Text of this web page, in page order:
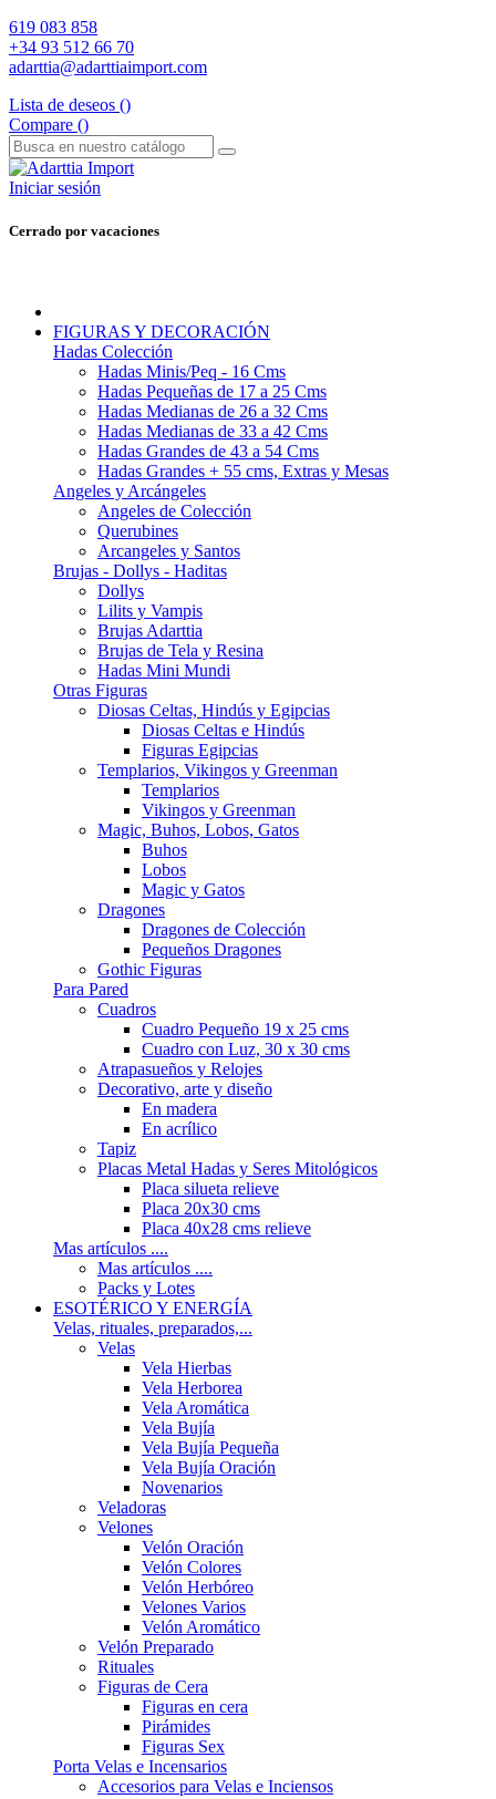
619 083 858
+34 93 512 66 70
adarttia@adarttiaimport.com
Lista de deseos ()
Compare ()
Iniciar sesión
Cerrado por vacaciones
FIGURAS Y DECORACIÓN
Hadas Colección
Hadas Minis/Peq - 16 Cms
Hadas Pequeñas de 17 a 25 Cms
Hadas Medianas de 26 a 32 Cms
Hadas Medianas de 33 a 42 Cms
Hadas Grandes de 43 a 54 Cms
Hadas Grandes + 55 cms, Extras y Mesas
Angeles y Arcángeles
Angeles de Colección
Querubines
Arcangeles y Santos
Brujas - Dollys - Haditas
Dollys
Lilits y Vampis
Brujas Adarttia
Brujas de Tela y Resina
Hadas Mini Mundi
Otras Figuras
Diosas Celtas, Hindús y Egipcias
Diosas Celtas e Hindús
Figuras Egipcias
Templarios, Vikingos y Greenman
Templarios
Vikingos y Greenman
Magic, Buhos, Lobos, Gatos
Buhos
Lobos
Magic y Gatos
Dragones
Dragones de Colección
Pequeños Dragones
Gothic Figuras
Para Pared
Cuadros
Cuadro Pequeño 19 x 25 cms
Cuadro con Luz, 30 x 30 cms
Atrapasueños y Relojes
Decorativo, arte y diseño
En madera
En acrílico
Tapiz
Placas Metal Hadas y Seres Mitológicos
Placa silueta relieve
Placa 20x30 cms
Placa 40x28 cms relieve
Mas artículos ....
Mas artículos ....
Packs y Lotes
ESOTÉRICO Y ENERGÍA
Velas, rituales, preparados,...
Velas
Vela Hierbas
Vela Herborea
Vela Aromática
Vela Bujía
Vela Bujía Pequeña
Vela Bujía Oración
Novenarios
Veladoras
Velones
Velón Oración
Velón Colores
Velón Herbóreo
Velones Varios
Velón Aromático
Velón Preparado
Rituales
Figuras de Cera
Figuras en cera
Pirámides
Figuras Sex
Porta Velas e Incensarios
Accesorios para Velas e Inciensos